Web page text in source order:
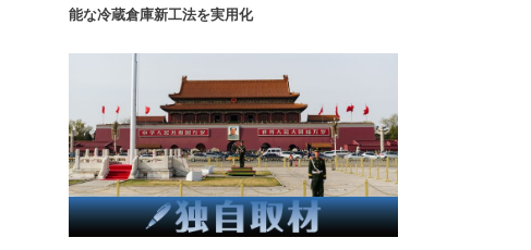
能な冷蔵倉庫新工法を実用化